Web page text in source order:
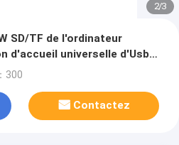
2/3
SD/TF de l'ordinateur
d'accueil universelle d'Usb
300
Contactez